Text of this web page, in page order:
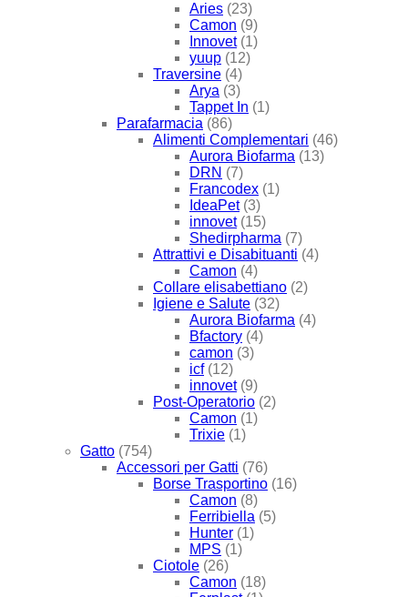
Aries (23)
Camon (9)
Innovet (1)
yuup (12)
Traversine (4)
Arya (3)
Tappet In (1)
Parafarmacia (86)
Alimenti Complementari (46)
Aurora Biofarma (13)
DRN (7)
Francodex (1)
IdeaPet (3)
innovet (15)
Shedirpharma (7)
Attrattivi e Disabituanti (4)
Camon (4)
Collare elisabettiano (2)
Igiene e Salute (32)
Aurora Biofarma (4)
Bfactory (4)
camon (3)
icf (12)
innovet (9)
Post-Operatorio (2)
Camon (1)
Trixie (1)
Gatto (754)
Accessori per Gatti (76)
Borse Trasportino (16)
Camon (8)
Ferribiella (5)
Hunter (1)
MPS (1)
Ciotole (26)
Camon (18)